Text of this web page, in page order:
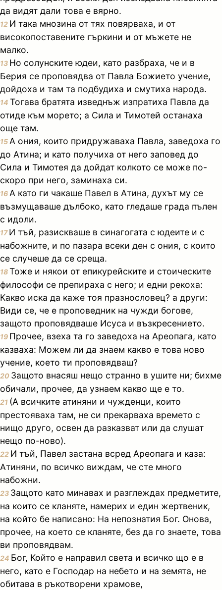
да видят дали това е вярно.
12 И така мнозина от тях повярваха, и от
високопоставените гъркини и от мъжете не
малко.
13 Но солунските юдеи, като разбраха, че и в
Берия се проповядва от Павла Божието учение,
дойдоха и там та подбудиха и смутиха народа.
14 Тогава братята изведнъж изпратиха Павла да
отиде към морето; а Сила и Тимотей останаха
още там.
15 А ония, които придружаваха Павла, заведоха го
до Атина; и като получиха от него заповед до
Сила и Тимотея да дойдат колкото се може по-
скоро при него, заминаха си.
16 А като ги чакаше Павел в Атина, духът му се
възмущаваше дълбоко, като гледаше града пълен
с идоли.
17И тъй, разискваше в синагогата с юдеите и с
набожните, и по пазара всеки ден с ония, с които
се случеше да се среща.
18Тоже и някои от епикурейските и стоическите
философи се препираха с него; и едни рекоха:
Какво иска да каже тоя празнословец? а други:
Види се, че е проповедник на чужди богове,
защото проповядваше Исуса и възкресението.
19 Прочее, взеха та го заведоха на Ареопага, като
казваха: Можем ли да знаем какво е това ново
учение, което ти проповядваш?
20 Защото внасяш нещо странно в ушите ни; бихме
обичали, прочее, да узнаем какво ще е то.
21 (А всичките атиняни и чужденци, които
престояваха там, не си прекарваха времето с
нищо друго, освен да разказват или да слушат
нещо по-ново).
22 И тъй, Павел застана всред Ареопага и каза:
Атиняни, по всичко виждам, че сте много
набожни.
23 Защото като минавах и разглеждах предметите,
на които се кланяте, намерих и един жертвеник,
на който бе написано: На непознатия Бог. Онова,
прочее, на което се кланяте, без да го знаете, това
ви проповядвам.
24 Бог, Който е направил света и всичко що е в
него, като е Господар на небето и на земята, не
обитава в ръкотворени храмове,